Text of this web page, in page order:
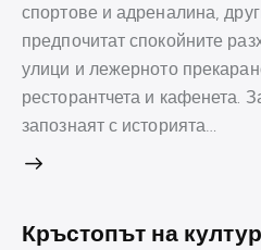
спортове и адреналина,
предпочитат спокойните
улици и лежерното
ресторантчета и кафенета.
запознаят с историята…
Кръстопът на